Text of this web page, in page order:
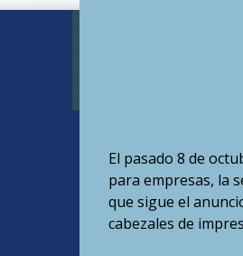
El pasado 8 de
para empresas, la
que sigue el
cabezales de